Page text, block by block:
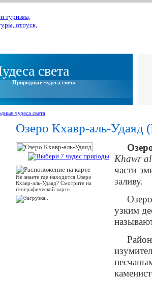
света
Природные чудеса света
чудеса света
Озеро Кхавр-аль-Удаяд
Не знаете где находится Озеро
Кхавр-аль-Удаяд? Смотрите на
географической карте.
Khawr
части
заливу.
узким